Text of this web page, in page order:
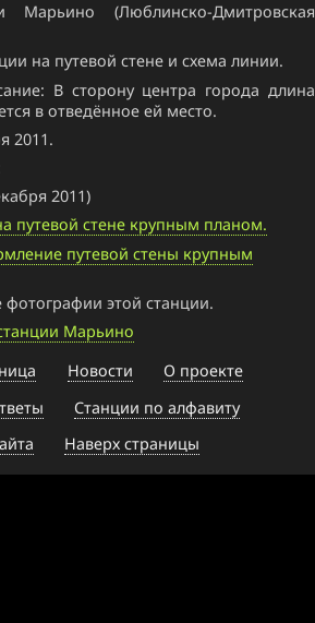
Марьино (Люблинско-Дмитровская
на путевой стене и схема линии.
В сторону центра города длина
в отведённое ей место.
2011.
2011)
путевой стене крупным планом.
путевой стены крупным
фотографии этой станции.
Марьино
Новости
О проекте
Станции по алфавиту
Наверх страницы